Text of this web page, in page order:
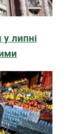
липні